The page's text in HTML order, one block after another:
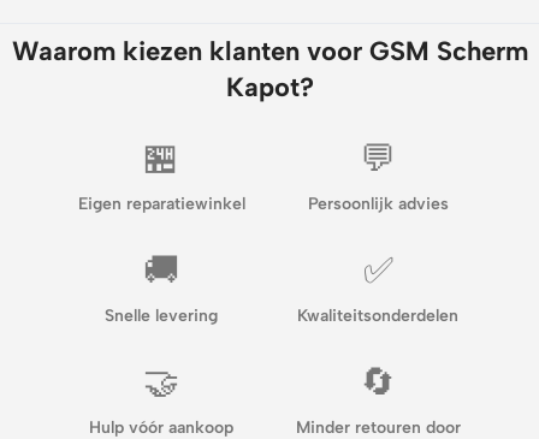
Waarom kiezen klanten voor GSM Scherm
Kapot?
🏪
Eigen reparatiewinkel
💬
Persoonlijk advies
🚚
Snelle levering
✅
Kwaliteitsonderdelen
🤝
Hulp vóór aankoop
🔄
Minder retouren door